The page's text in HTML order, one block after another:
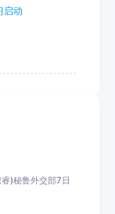
启动
)秘鲁外交部7日